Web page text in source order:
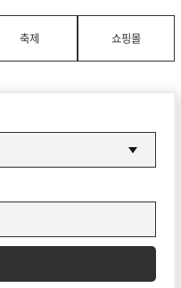
축제 쇼핑몰